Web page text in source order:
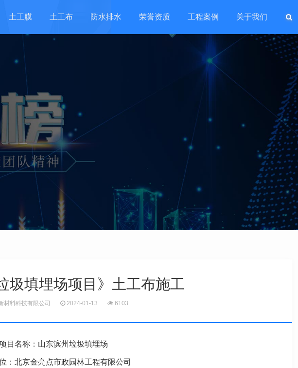
土工膜 土工布 防水排水 荣誉资质 工程案例 关于我们
圾填埋场项目》土工布施工
材料科技有限公司 2024-01-13 6103
目名称：山东滨州垃圾填埋场
：北京金亮点市政园林工程有限公司